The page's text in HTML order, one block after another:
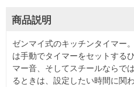
商品説明
ゼンマイ式のキッチンタイマー
は手動でタイマーをセットする
マー音、そしてスチールならで
るときは、設定したい時間に関